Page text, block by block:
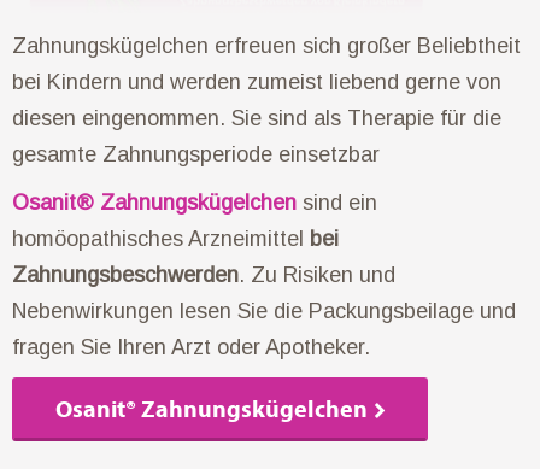
Zahnungskügelchen erfreuen sich großer Beliebtheit
bei Kindern und werden zumeist liebend gerne von
diesen eingenommen. Sie sind als Therapie für die
gesamte Zahnungsperiode einsetzbar
Osanit® Zahnungskügelchen sind ein
homöopathisches Arzneimittel bei
Zahnungsbeschwerden. Zu Risiken und
Nebenwirkungen lesen Sie die Packungsbeilage und
fragen Sie Ihren Arzt oder Apotheker.
Osanit® Zahnungskügelchen